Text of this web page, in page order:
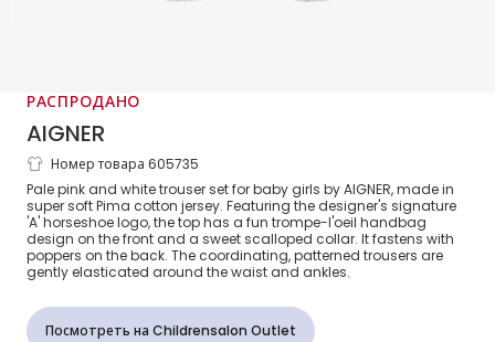
РАСПРОДАНО
AIGNER
Baby Girls Pale Pink Pima Cotton
Trouser Set
Номер товара 605735
Pale pink and white trouser set for baby girls by AIGNER, made in
super soft Pima cotton jersey. Featuring the designer's signature
'A' horseshoe logo, the top has a fun trompe-l'oeil handbag
design on the front and a sweet scalloped collar. It fastens with
poppers on the back. The coordinating, patterned trousers are
gently elasticated around the waist and ankles.
Посмотреть на Childrensalon Outlet